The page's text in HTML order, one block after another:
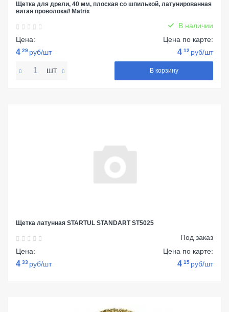
Щетка для дрели, 40 мм, плоская со шпилькой, латунированная
витая проволока// Matrix
В наличии
Цена:
4 29 руб/шт
Цена по карте:
4 12 руб/шт
шт В корзину
Щетка латунная STARTUL STANDART ST5025
Под заказ
Цена:
4 33 руб/шт
Цена по карте:
4 15 руб/шт